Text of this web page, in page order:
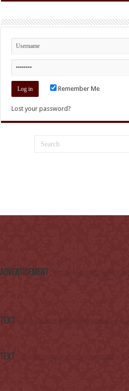
Remember Me
Lost your password?
Advertisement
Text
Text